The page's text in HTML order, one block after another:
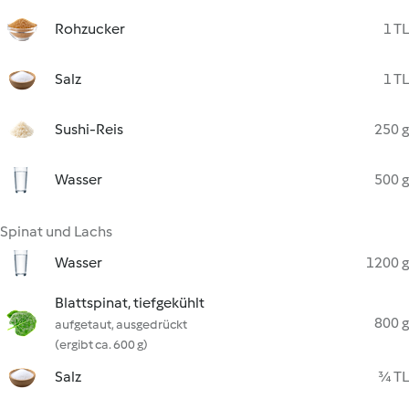
Rohzucker 1 TL
Salz 1 TL
Sushi-Reis 250 g
Wasser 500 g
Spinat und Lachs
Wasser
1200 g
Blattspinat, tiefgekühlt
aufgetaut, ausgedrückt
(ergibt ca. 600 g)
800 g
Salz ¾ TL